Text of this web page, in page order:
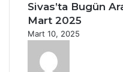
Sivas’ta Bugün
Mart 2025
Mart 10, 2025